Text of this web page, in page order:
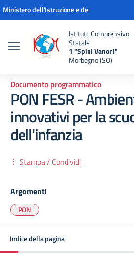
Vai ai contenuti
Vai al menu di navigazione
Vai al footer
Ministero dell'Istruzione e del
Istituto Comprensivo
Statale
1 "Spini Vanoni"
Morbegno (SO)
Documento programmatico
PON FESR -
innovativi per la
dell'infanzia
Stampa / Condividi
Argomenti
PON
Indice della pagina